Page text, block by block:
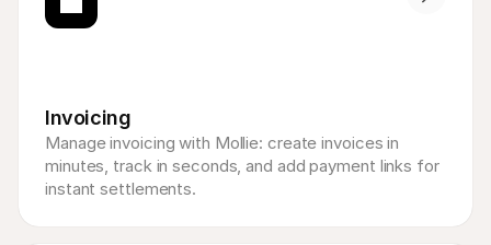
Invoicing
Manage invoicing with Mollie: create invoices in
minutes, track in seconds, and add payment links for
instant settlements.